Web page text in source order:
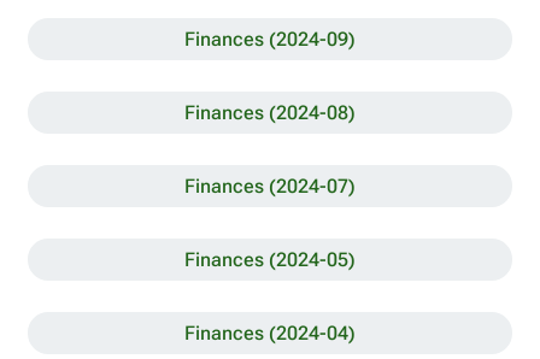
Finances (2024-09)
Finances (2024-08)
Finances (2024-07)
Finances (2024-05)
Finances (2024-04)